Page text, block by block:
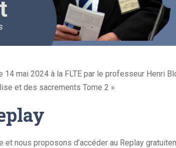
mai 2024 à la FLTE par le professeur Henri
et des sacrements Tome 2 »
nous proposons d’accéder au Replay